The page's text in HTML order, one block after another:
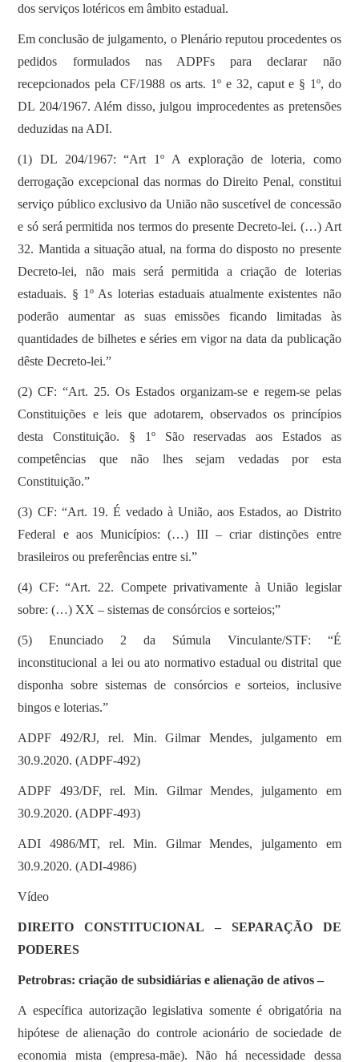
dos serviços lotéricos em âmbito estadual.
Em conclusão de julgamento, o Plenário reputou procedentes os
pedidos formulados nas ADPFs para declarar não
recepcionados pela CF/1988 os arts. 1º e 32, caput e § 1º, do
DL 204/1967. Além disso, julgou improcedentes as pretensões
deduzidas na ADI.
(1) DL 204/1967: “Art 1º A exploração de loteria, como
derrogação excepcional das normas do Direito Penal, constitui
serviço público exclusivo da União não suscetível de concessão
e só será permitida nos termos do presente Decreto-lei. (…) Art
32. Mantida a situação atual, na forma do disposto no presente
Decreto-lei, não mais será permitida a criação de loterias
estaduais. § 1º As loterias estaduais atualmente existentes não
poderão aumentar as suas emissões ficando limitadas às
quantidades de bilhetes e séries em vigor na data da publicação
dêste Decreto-lei.”
(2) CF: “Art. 25. Os Estados organizam-se e regem-se pelas
Constituições e leis que adotarem, observados os princípios
desta Constituição. § 1º São reservadas aos Estados as
competências que não lhes sejam vedadas por esta
Constituição.”
(3) CF: “Art. 19. É vedado à União, aos Estados, ao Distrito
Federal e aos Municípios: (…) III – criar distinções entre
brasileiros ou preferências entre si.”
(4) CF: “Art. 22. Compete privativamente à União legislar
sobre: (…) XX – sistemas de consórcios e sorteios;”
(5) Enunciado 2 da Súmula Vinculante/STF: “É
inconstitucional a lei ou ato normativo estadual ou distrital que
disponha sobre sistemas de consórcios e sorteios, inclusive
bingos e loterias.”
ADPF 492/RJ, rel. Min. Gilmar Mendes, julgamento em
30.9.2020. (ADPF-492)
ADPF 493/DF, rel. Min. Gilmar Mendes, julgamento em
30.9.2020. (ADPF-493)
ADI 4986/MT, rel. Min. Gilmar Mendes, julgamento em
30.9.2020. (ADI-4986)
Vídeo
DIREITO CONSTITUCIONAL – SEPARAÇÃO DE
PODERES
Petrobras: criação de subsidiárias e alienação de ativos –
A específica autorização legislativa somente é obrigatória na
hipótese de alienação do controle acionário de sociedade de
economia mista (empresa-mãe). Não há necessidade dessa